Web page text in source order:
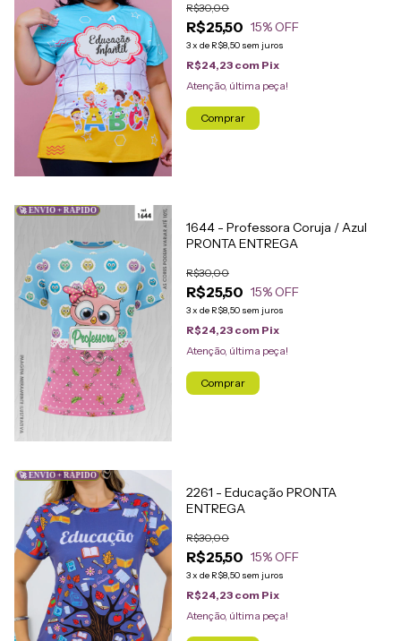
R$25,50
R$30,00
15% OFF
3x de R$8,50 sem juros
R$24,23 com Pix
Atenção, última peça!
Comprar
🚀 ENVIO + RÁPIDO
1644 - Professora Coruja / Azul
PRONTA ENTREGA
R$25,50
R$30,00
15% OFF
3x de R$8,50 sem juros
R$24,23 com Pix
Atenção, última peça!
Comprar
🚀 ENVIO + RÁPIDO
2261 - Educação PRONTA
ENTREGA
R$25,50
R$30,00
15% OFF
3x de R$8,50 sem juros
R$24,23 com Pix
Atenção, última peça!